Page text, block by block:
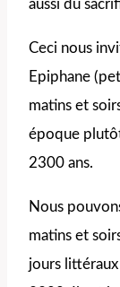
aussi du
Ceci nous
Epiphane
matins et
époque
2300 ans.
Nous
matins et
jours